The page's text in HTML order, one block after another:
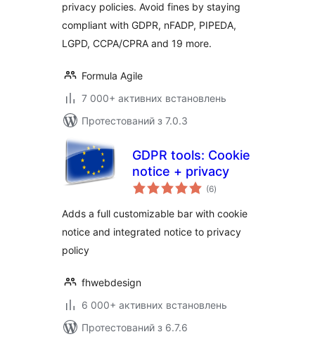
privacy policies. Avoid fines by staying
compliant with GDPR, nFADP, PIPEDA,
LGPD, CCPA/CPRA and 19 more.
Formula Agile
7 000+ активних встановлень
Протестований з 7.0.3
GDPR tools: Cookie
notice + privacy
(6загальний
рейтинг
)
Adds a full customizable bar with cookie
notice and integrated notice to privacy
policy
fhwebdesign
6 000+ активних встановлень
Протестований з 6.7.6